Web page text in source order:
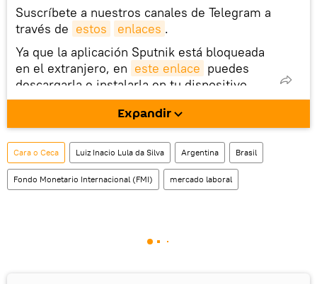
Suscríbete a nuestros canales de Telegram a
través de estos enlaces .
Ya que la aplicación Sputnik está bloqueada
en el extranjero, en este enlace puedes
descargarla e instalarla en tu dispositivo
móvil (¡solo para Android!).
Expandir
Cara o Ceca Luiz Inacio Lula da Silva Argentina Brasil
Fondo Monetario Internacional (FMI) mercado laboral